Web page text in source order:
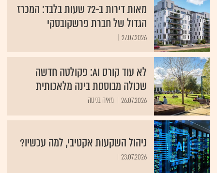
מאות דירות ב-72 שעות בלבד: המכרז
הגדול של חברת פרשקובסקי
27.07.2026
לא עוד קורס AI: פקולטה חדשה
שכולה מבוססת בינה מלאכותית
26.07.2026 מאיה בניטה
ניהול השקעות אקטיבי, למה עכשיו?
23.07.2026